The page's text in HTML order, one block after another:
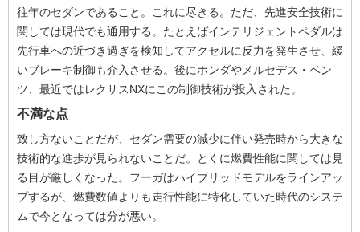
往年のセダンであること。これに尽きる。ただ、先進安全技術に
関しては現代でも通用する。たとえばインテリジェントペダルは
先行車への近づき過ぎを検知してアクセルに反力を発生させ、緩
いブレーキ制御も介入させる。後にホンダやメルセデス・ベン
ツ、最近ではレクサスNXにこの制御技術が投入された。
不満な点
致し方ないことだが、セダン需要の減少に伴い発売時から大きな
技術的な進歩が見られないことだ。とくに燃費性能に関しては見
る目が厳しくなった。フーガはハイブリッドモデルをラインアッ
プするが、燃費数値よりも走行性能に特化していた時代のシステ
ムで今となっては分が悪い。